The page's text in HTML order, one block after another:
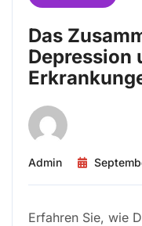
Das
Depression
Admin
Erfahren Sie, wie